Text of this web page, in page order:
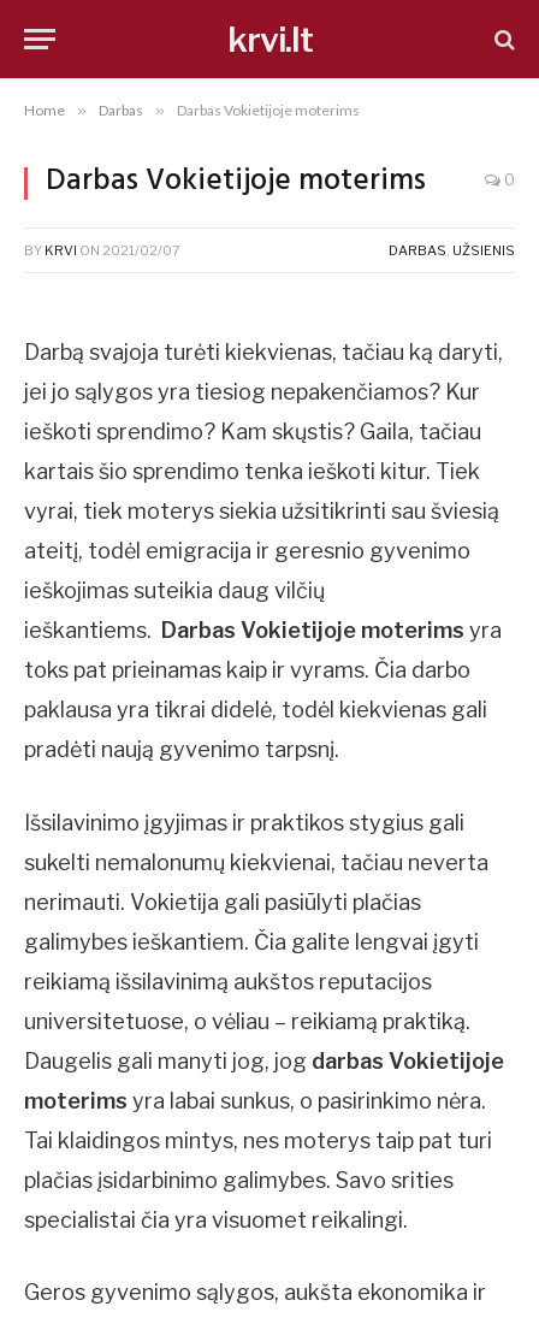
krvi.lt
Home » Darbas » Darbas Vokietijoje moterims
Darbas Vokietijoje moterims 0
BY KRVI ON 2021/02/07 DARBAS, UŽSIENIS
Darbą svajoja turėti kiekvienas, tačiau ką daryti,
jei jo sąlygos yra tiesiog nepakenčiamos? Kur
ieškoti sprendimo? Kam skųstis? Gaila, tačiau
kartais šio sprendimo tenka ieškoti kitur. Tiek
vyrai, tiek moterys siekia užsitikrinti sau šviesią
ateitį, todėl emigracija ir geresnio gyvenimo
ieškojimas suteikia daug vilčių
ieškantiems. Darbas Vokietijoje moterims yra
toks pat prieinamas kaip ir vyrams. Čia darbo
paklausa yra tikrai didelė, todėl kiekvienas gali
pradėti naują gyvenimo tarpsnį.
Išsilavinimo įgyjimas ir praktikos stygius gali
sukelti nemalonumų kiekvienai, tačiau neverta
nerimauti. Vokietija gali pasiūlyti plačias
galimybes ieškantiem. Čia galite lengvai įgyti
reikiamą išsilavinimą aukštos reputacijos
universitetuose, o vėliau – reikiamą praktiką.
Daugelis gali manyti jog, jog darbas Vokietijoje
moterims yra labai sunkus, o pasirinkimo nėra.
Tai klaidingos mintys, nes moterys taip pat turi
plačias įsidarbinimo galimybes. Savo srities
specialistai čia yra visuomet reikalingi.
Geros gyvenimo sąlygos, aukšta ekonomika ir